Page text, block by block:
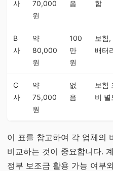
사
70,000
원
음
함
B
사
약
80,000
원
100
만
원
보험,
배터
C
사
약
75,000
원
없
음
보험
비 별
이 표를 참고하여 각 업체의
비교하는 것이 중요합니다.
정부 보조금 활용 가능 여부